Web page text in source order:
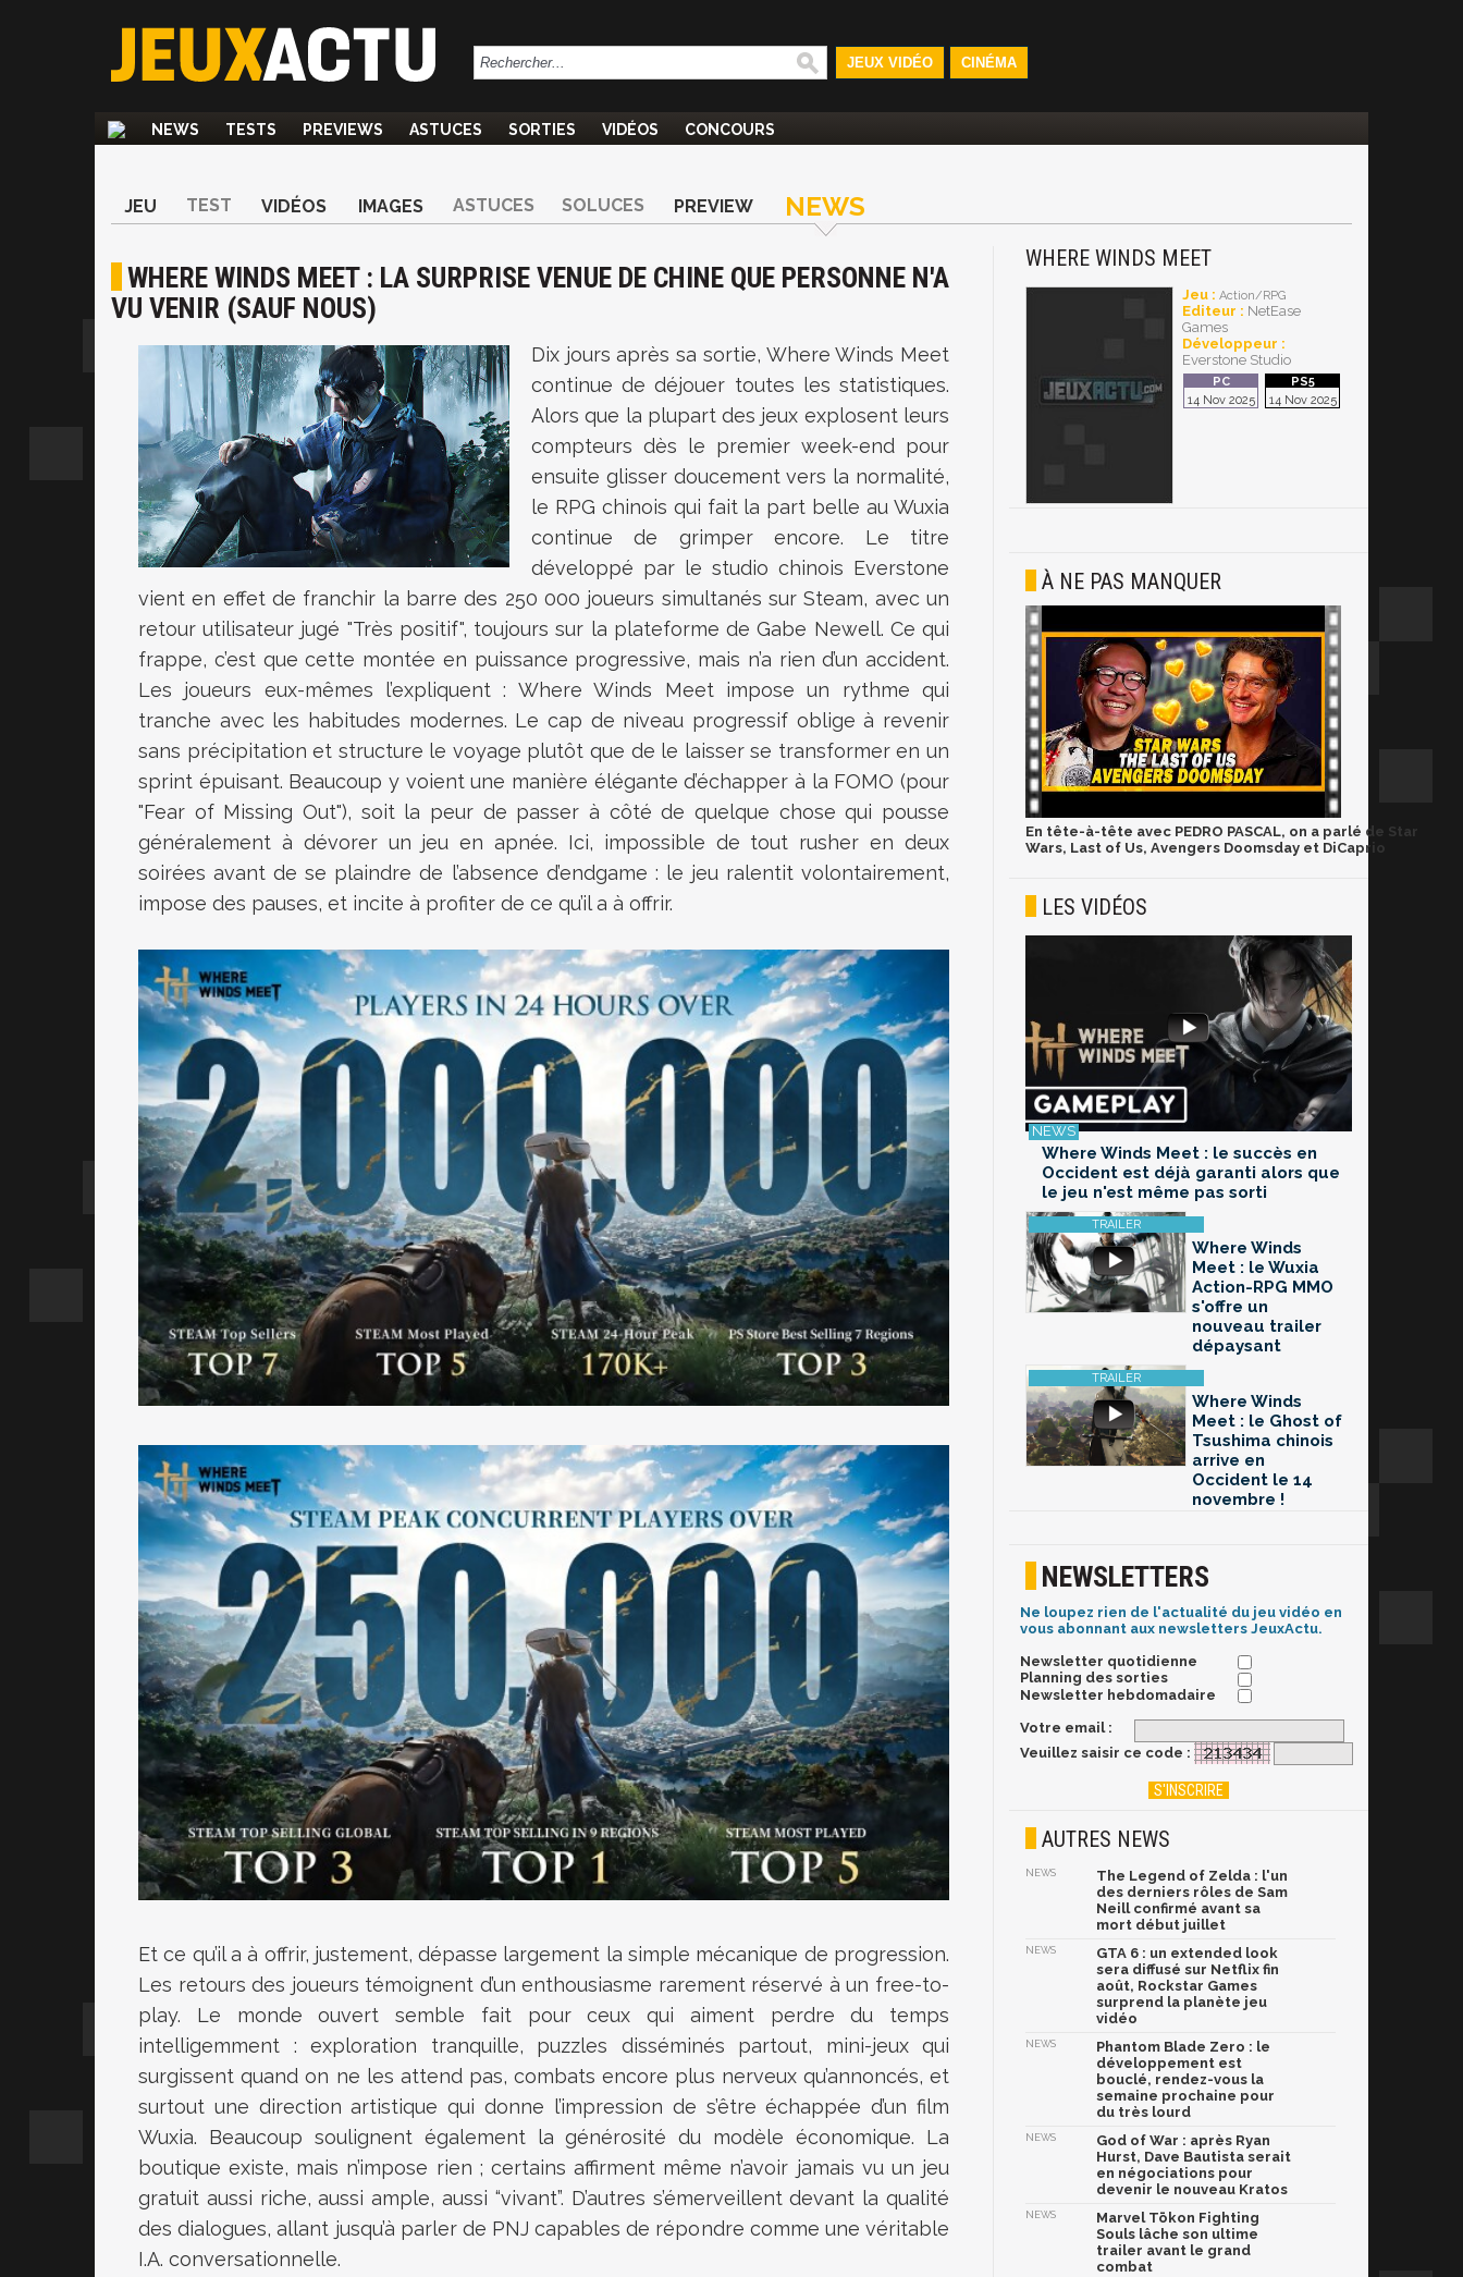
JEUX VIDÉO CINÉMA
NEWS TESTS PREVIEWS ASTUCES SORTIES VIDÉOS CONCOURS
JEU TEST VIDÉOS IMAGES ASTUCES SOLUCES PREVIEW NEWS
WHERE WINDS MEET : LA SURPRISE VENUE DE CHINE QUE PERSONNE N'A
VU VENIR (SAUF NOUS)
Dix jours après sa sortie, Where Winds Meet
continue de déjouer toutes les statistiques.
Alors que la plupart des jeux explosent leurs
compteurs dès le premier week-end pour
ensuite glisser doucement vers la normalité,
le RPG chinois qui fait la part belle au Wuxia
continue de grimper encore. Le titre
développé par le studio chinois Everstone
vient en effet de franchir la barre des 250 000 joueurs simultanés sur Steam, avec un
retour utilisateur jugé "Très positif", toujours sur la plateforme de Gabe Newell. Ce qui
frappe, c’est que cette montée en puissance progressive, mais n’a rien d’un accident.
Les joueurs eux-mêmes l’expliquent : Where Winds Meet impose un rythme qui
tranche avec les habitudes modernes. Le cap de niveau progressif oblige à revenir
sans précipitation et structure le voyage plutôt que de le laisser se transformer en un
sprint épuisant. Beaucoup y voient une manière élégante d’échapper à la FOMO (pour
"Fear of Missing Out"), soit la peur de passer à côté de quelque chosequi pousse
généralement à dévorer un jeu en apnée. Ici, impossible de tout rusher en deux
soirées avant de se plaindre de l’absence d’endgame : le jeu ralentit volontairement,
impose des pauses, et incite à profiter de ce qu’il a à offrir.
Et ce qu’il a à offrir, justement, dépasse largement la simple mécanique de progression.
Les retours des joueurs témoignent d’un enthousiasme rarement réservé à un free-to-
play. Le monde ouvert semble fait pour ceux qui aiment perdre du temps
intelligemment : exploration tranquille, puzzles disséminés partout, mini-jeux qui
surgissent quand on ne les attend pas, combats encore plus nerveux qu’annoncés, et
surtout une direction artistique qui donne l’impression de s’être échappée d’un film
Wuxia. Beaucoup soulignent également la générosité du modèle économique. La
boutique existe, mais n’impose rien ; certains affirment même n’avoir jamais vu un jeu
gratuit aussi riche, aussi ample, aussi “vivant”. D’autres s’émerveillent devant la qualité
des dialogues, allant jusqu’à parler de PNJ capables de répondre comme une véritable
I.A. conversationnelle.
WHERE WINDS MEET
Jeu : Action/RPG
Editeur : NetEase
Games
Développeur :
Everstone Studio
14 Nov 2025 14 Nov 2025
À NE PAS MANQUER
En tête-à-tête avec PEDRO PASCAL, on a parlé de Star
Wars, Last of Us, Avengers Doomsday et DiCaprio
LES VIDÉOS
Where Winds Meet : le succès en
Occident est déjà garanti alors que
le jeu n'est même pas sorti
Where Winds
Meet : le Wuxia
Action-RPG MMO
s'offre un
nouveau trailer
dépaysant
Where Winds
Meet : le Ghost of
Tsushima chinois
arrive en
Occident le 14
novembre !
NEWSLETTERS
Ne loupez rien de l'actualité du jeu vidéo en
vous abonnant aux newsletters JeuxActu.
Newsletter quotidienne
Planning des sorties
Newsletter hebdomadaire
Votre email :
Veuillez saisir ce code :
AUTRES NEWS
NEWS
The Legend of Zelda : l'un
des derniers rôles de Sam
Neill confirmé avant sa
mort début juillet
NEWS
GTA 6 : un extended look
sera diffusé sur Netflix fin
août, Rockstar Games
surprend la planète jeu
vidéo
NEWS
Phantom Blade Zero : le
développement est
bouclé, rendez-vous la
semaine prochaine pour
du très lourd
NEWS
God of War : après Ryan
Hurst, Dave Bautista serait
en négociations pour
devenir le nouveau Kratos
NEWS
Marvel Tōkon Fighting
Souls lâche son ultime
trailer avant le grand
combat